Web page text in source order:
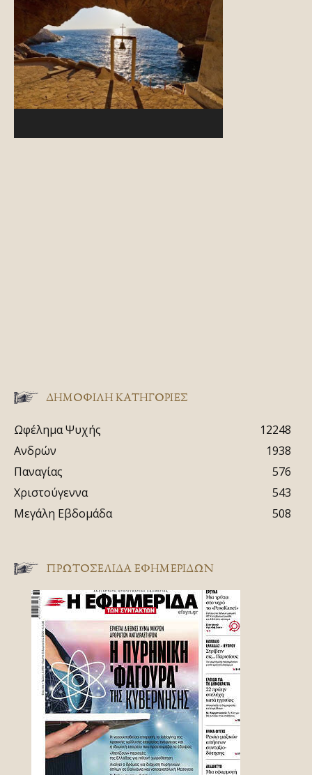
ΔΗΜΟΦΙΛΗ ΚΑΤΗΓΟΡΙΕΣ
Ωφέλημα Ψυχής
12248
Ανδρών
1938
Παναγίας
576
Χριστούγεννα
543
Μεγάλη Εβδομάδα
508
ΠΡΩΤΟΣΈΛΙΔΑ ΕΦΗΜΕΡΊΔΩΝ